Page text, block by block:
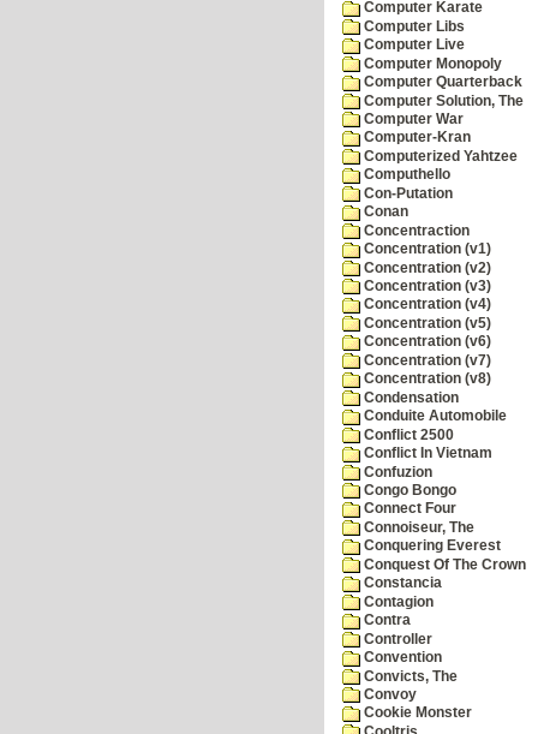
Computer Karate
Computer Libs
Computer Live
Computer Monopoly
Computer Quarterback
Computer Solution, The
Computer War
Computer-Kran
Computerized Yahtzee
Computhello
Con-Putation
Conan
Concentraction
Concentration (v1)
Concentration (v2)
Concentration (v3)
Concentration (v4)
Concentration (v5)
Concentration (v6)
Concentration (v7)
Concentration (v8)
Condensation
Conduite Automobile
Conflict 2500
Conflict In Vietnam
Confuzion
Congo Bongo
Connect Four
Connoiseur, The
Conquering Everest
Conquest Of The Crown
Constancia
Contagion
Contra
Controller
Convention
Convicts, The
Convoy
Cookie Monster